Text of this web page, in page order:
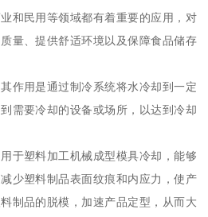
和民用等领域都有着重要的应用，对
量、提供舒适环境以及保障食品储存
作用是通过制冷系统将水冷却到一定
需要冷却的设备或场所，以达到冷却
于塑料加工机械成型模具冷却，能够
少塑料制品表面纹痕和内应力，使产
制品的脱模，加速产品定型，从而大